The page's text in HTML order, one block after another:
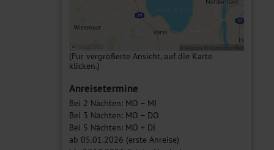
(Für vergrößerte Ansicht, auf die Karte
klicken.)
Anreisetermine
Bei 2 Nächten: MO – MI
Bei 3 Nächten: MO – DO
Bei 5 Nächten: MO + DI
ab 05.01.2026 (erste Anreise)